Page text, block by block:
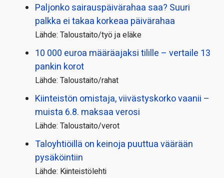
Paljonko sairauspäivä­rahaa saa? Suuri
palkka ei takaa korkeaa päivärahaa
Lähde: Taloustaito/työ ja eläke
10 000 euroa määräajaksi tilille – vertaile 13
pankin korot
Lähde: Taloustaito/rahat
Kiinteistön omistaja, viivästyskorko vaanii –
muista 6.8. maksaa verosi
Lähde: Taloustaito/verot
Taloyhtiöillä on keinoja puuttua väärään
pysäköintiin
Lähde: Kiinteistölehti